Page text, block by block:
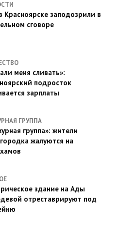
Красноярске заподозрили в
сговоре
меня сливать»:
подросток
зарплаты
ГРУППА
группа»: жители
жалуются на
здание на Ады
отреставрируют под